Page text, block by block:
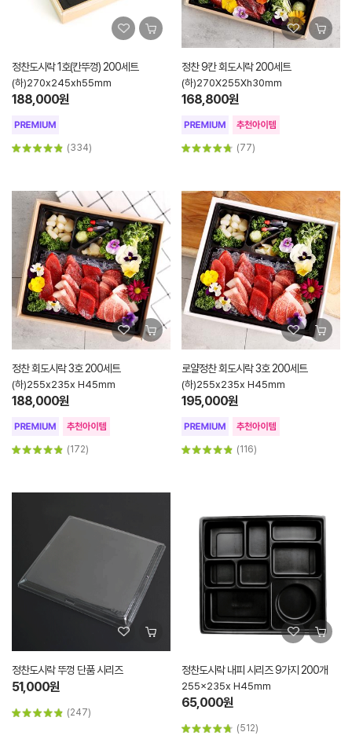
정찬도시락 1호(칸뚜껑) 200세트
(하)270x245xh55mm
188,000원
(334)
정찬 9칸 회도시락 200세트
(하)270X255Xh30mm
168,800원
(77)
정찬 회도시락 3호 200세트
(하)255x235x H45mm
188,000원
(172)
로얄정찬 회도시락 3호 200세트
(하)255x235x H45mm
195,000원
(116)
정찬도시락 뚜껑 단품 시리즈
51,000원
(247)
정찬도시락 내피 시리즈 9가지 200개
255x235x H45mm
65,000원
(512)